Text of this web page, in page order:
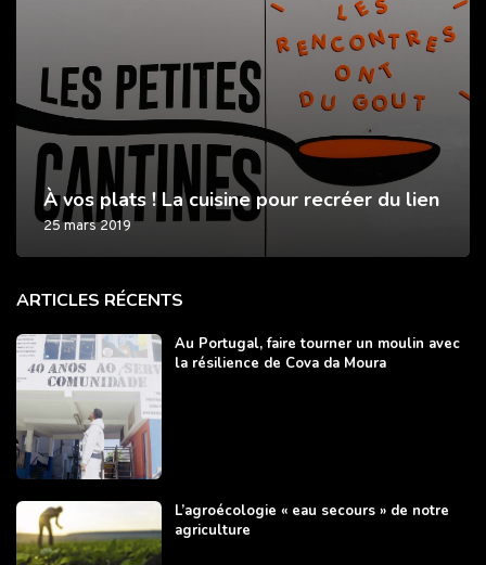
À vos plats ! La cuisine pour recréer du lien
25 mars 2019
ARTICLES RÉCENTS
Au Portugal, faire tourner un moulin avec
la résilience de Cova da Moura
L’agroécologie « eau secours » de notre
agriculture